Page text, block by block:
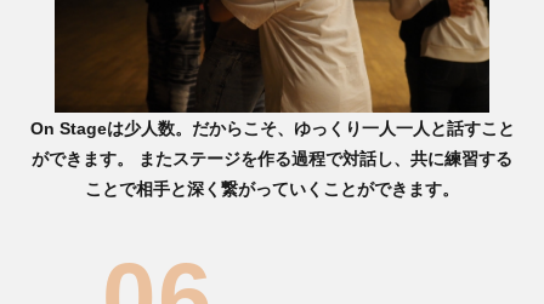
On Stageは少人数。だからこそ、ゆっくり一人一人と話すこと
ができます。 またステージを作る過程で対話し、共に練習する
ことで相手と深く繋がっていくことができます。